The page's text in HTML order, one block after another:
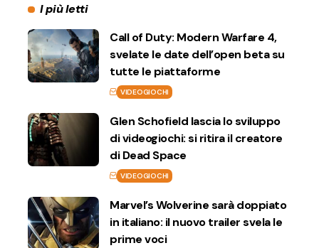
I più letti
Call of Duty: Modern Warfare 4,
svelate le date dell’open beta su
tutte le piattaforme
VIDEOGIOCHI
Glen Schofield lascia lo sviluppo
di videogiochi: si ritira il creatore
di Dead Space
VIDEOGIOCHI
Marvel’s Wolverine sarà doppiato
in italiano: il nuovo trailer svela le
prime voci